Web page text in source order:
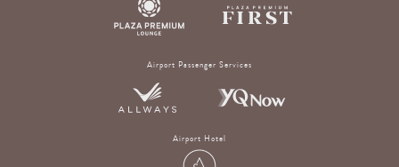
Airport Passenger Services
Airport Hotel